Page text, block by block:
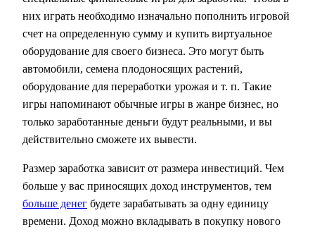
них играть необходимо изначально пополнить игровой
счет на определенную сумму и купить виртуальное
оборудование для своего бизнеса. Это могут быть
автомобили, семена плодоносящих растений,
оборудование для переработки урожая и т. п. Такие
игры напоминают обычные игры в жанре бизнес, но
только заработанные деньги будут реальными, и вы
действительно сможете их вывести.
Размер заработка зависит от размера инвестиций. Чем
больше у вас приносящих доход инструментов, тем
больше денег будете зарабатывать за одну единицу
времени. Доход можно вкладывать в покупку нового